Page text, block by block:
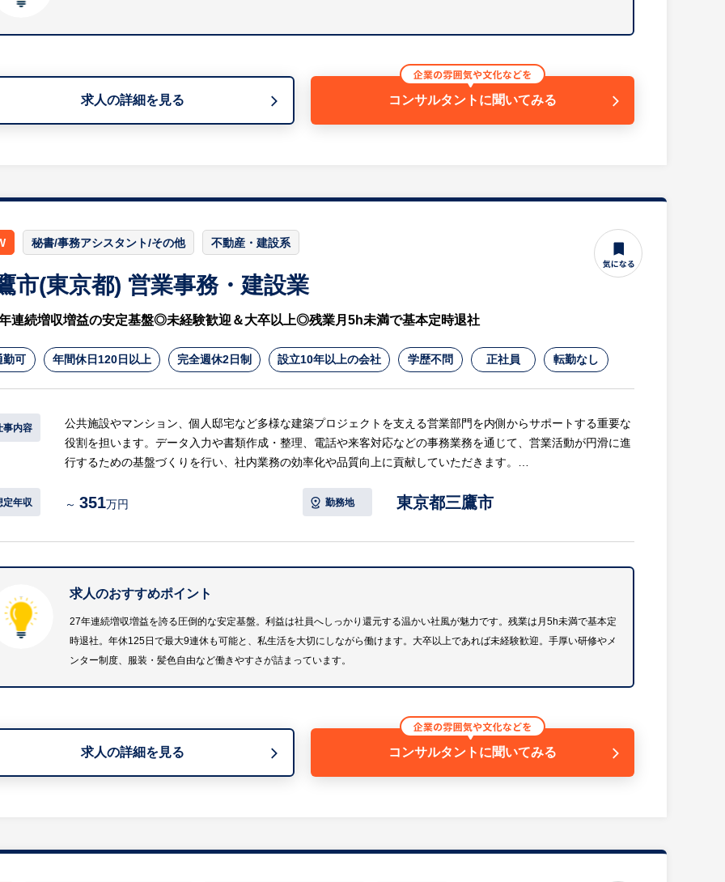
【HUREX担当コメント】
・今後ますますニーズが高まる建物のリニューアル事業において、35年の歴史を持つ優良企業です。マンション
す。入社3年後の離職率はわずか6.6%と驚異的な低さを誇り、腰を据えていきいきと長く働ける落ち着いた環境
求人の詳細を見る コンサルタントに聞いてみる
秘書/事務アシスタント/その他 不動産・建設系
市(東京都) 営業事務・建設業
連続増収増益の安定基盤◎未経験歓迎＆大卒以上◎残業月5h未満で基本定時退社
勤可 年間休日120日以上 完全週休2日制 設立10年以上の会社 学歴不問 正社員 転勤なし
事内容
公共施設やマンション、個人邸宅など多様な建築プロジェクトを支える営業部門を内側からサポートする重要な
役割を担います。データ入力や書類作成・整理、電話や来客対応などの事務業務を通じて、営業活動が円滑に進
行するための基盤づくりを行い、社内業務の効率化や品質向上に貢献していただきます。
【具体的には…】
・請求書や発注書など各種書類の作成、整理、ファイリング
・産業廃棄物処分場の手配、郵便物発送、清掃等の庶務業務
等
【ポジションの魅力・やりがい】
未経験からでも安心のサポート体制： 段階的に業務を習得できる入社時研修に加え、メンター制度も導入。オフ
ィスワークが初めての方でも安心して成長できる環境が整っています。
自分らしく働ける環境： 服装・髪色・ネイルは自由です。ウォーターサーバーやコーヒーメーカーも無料で利用
でき、居心地の良いオフィスで快適に業務に取り組めます。
ながら、チームワークよく日々の業務を進めています。
定年収 ～ 351万円 勤務地 東京都三鷹市
求人のおすすめポイント
27年連続増収増益を誇る圧倒的な安定基盤。利益は社員へしっかり還元する温かい社風が魅力です。残業は月5h未満で基本定
時退社。年休125日で最大9連休も可能と、私生活を大切にしながら働けます。大卒以上であれば未経験歓迎。手厚い研修やメ
ンター制度、服装・髪色自由など働きやすさが詰まっています。
求人の詳細を見る コンサルタントに聞いてみる